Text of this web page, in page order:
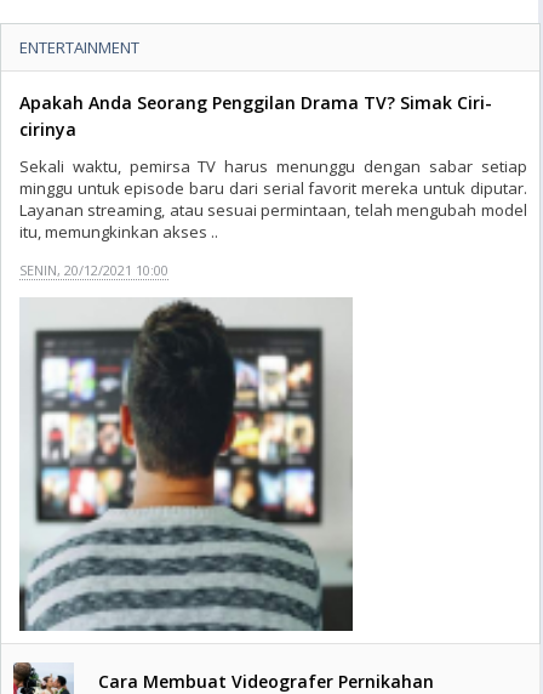
ENTERTAINMENT
Apakah Anda Seorang Penggilan Drama TV? Simak Ciri-
cirinya
Sekali waktu, pemirsa TV harus menunggu dengan sabar setiap
minggu untuk episode baru dari serial favorit mereka untuk diputar.
Layanan streaming, atau sesuai permintaan, telah mengubah model
itu, memungkinkan akses ..
SENIN, 20/12/2021 10:00
Cara Membuat Videografer Pernikahan